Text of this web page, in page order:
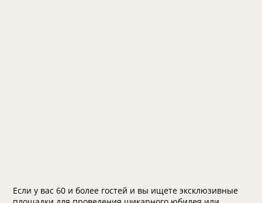
Если у вас 60 и более гостей и вы ищете эксклюзивные